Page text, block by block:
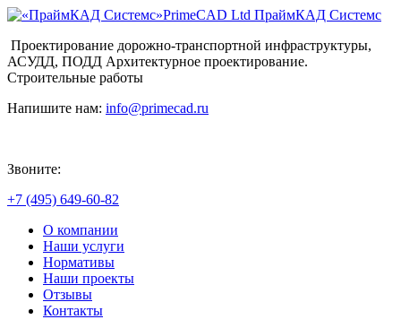
PrimeCAD Ltd ПраймКАД Системс
Проектирование дорожно-транспортной инфраструктуры,
АСУДД, ПОДД Архитектурное проектирование.
Строительные работы
Напишите нам: info@primecad.ru
Звоните:
+7 (495) 649-60-82
О компании
Наши услуги
Нормативы
Наши проекты
Отзывы
Контакты